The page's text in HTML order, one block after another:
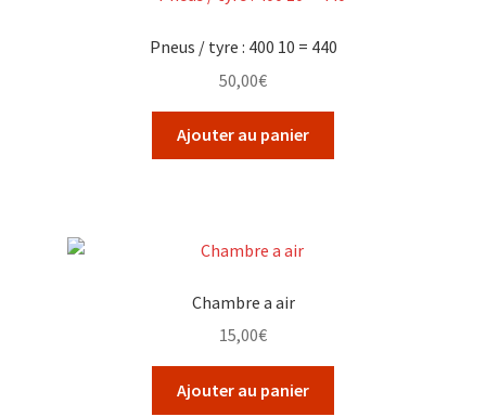
Pneus / tyre : 400 10 = 440
50,00€
Ajouter au panier
Chambre a air
15,00€
Ajouter au panier